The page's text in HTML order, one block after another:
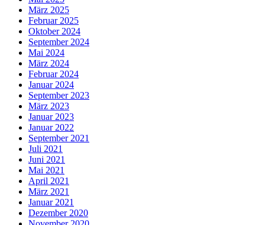
März 2025
Februar 2025
Oktober 2024
September 2024
Mai 2024
März 2024
Februar 2024
Januar 2024
September 2023
März 2023
Januar 2023
Januar 2022
September 2021
Juli 2021
Juni 2021
Mai 2021
April 2021
März 2021
Januar 2021
Dezember 2020